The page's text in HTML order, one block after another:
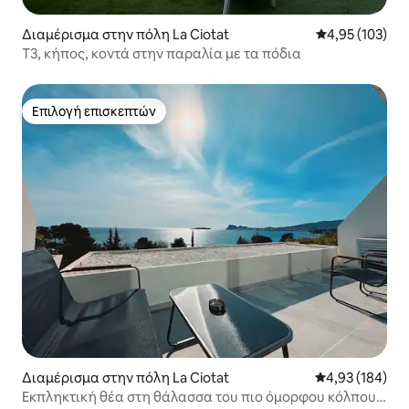
Διαμέρισμα στην πόλη La Ciotat Μέση
4,95 (103)
T3, κήπος, κοντά στην παραλία με τα πόδια
Επιλογή επισκεπτών
Επιλογή επισκεπτών
Διαμέρισμα στην πόλη La Ciotat Μέση
4,93 (184)
Εκπληκτική θέα στη θάλασσα του πιο όμορφου κόλπου